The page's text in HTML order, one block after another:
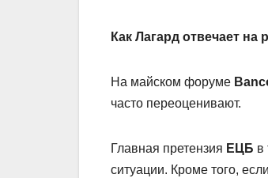
Как Лагард отвечает
На майском форуме
часто переоценивают.
Главная претензия ЕЦБ в
ситуации. Кроме того,